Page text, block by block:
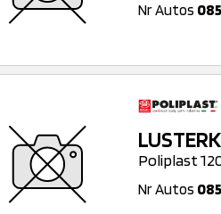
Nr Autos
Poliplast
Nr Autos